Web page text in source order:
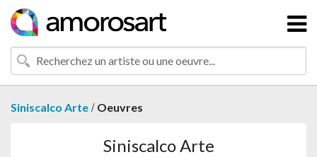
Siniscalco Arte / Oeuvres
Siniscalco Arte